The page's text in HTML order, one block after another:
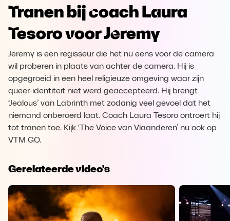
Microsoft Edge Download
Opera Download
Tranen bij coach Laura
Tesoro voor Jeremy
Jeremy is een regisseur die het nu eens voor de camera
wil proberen in plaats van achter de camera. Hij is
opgegroeid in een heel religieuze omgeving waar zijn
queer-identiteit niet werd geaccepteerd. Hij brengt
‘Jealous’ van Labrinth met zodanig veel gevoel dat het
niemand onberoerd laat. Coach Laura Tesoro ontroert hij
tot tranen toe. Kijk ‘The Voice van Vlaanderen’ nu ook op
VTM GO.
Gerelateerde video's